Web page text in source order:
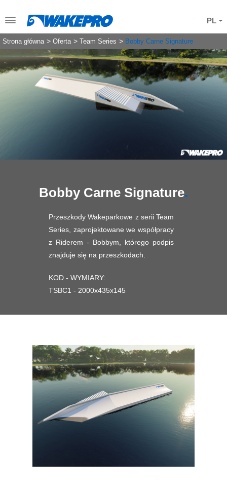
PL
Strona główna Oferta Team Series Bobby Carne Signature
Bobby Carne Signature
Przeszkody Wakeparkowe z serii Team
Series, zaprojektowane we współpracy
z Riderem - Bobbym, którego podpis
znajduje się na przeszkodach.
KOD - WYMIARY:
TSBC1 - 2000x435x145